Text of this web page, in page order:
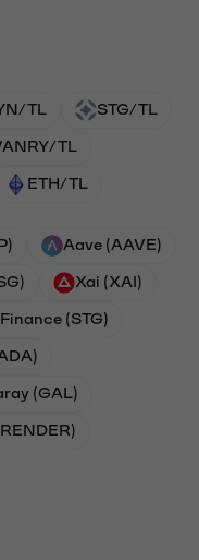
TL STG/TL
TL
ETH/TL
Aave (AAVE)
Xai (XAI)
(STG)
(GAL)